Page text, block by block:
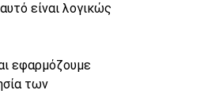
είναι λογικώς
εφαρμόζουμε
των